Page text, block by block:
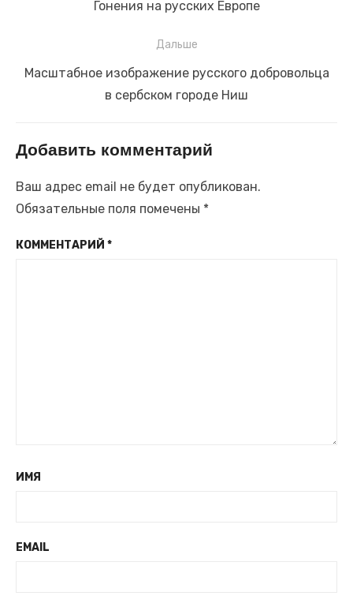
Предыдущая
Гонения на русских Европе
Дальше
Следующая
Масштабное изображение русского добровольца
в сербском городе Ниш
Добавить комментарий
Ваш адрес email не будет опубликован.
Обязательные поля помечены *
КОММЕНТАРИЙ *
ИМЯ
EMAIL